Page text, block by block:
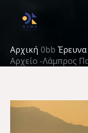
περιεχόμενο
Αρχική
Έρευνα
Αρχείο -Λάμπρος